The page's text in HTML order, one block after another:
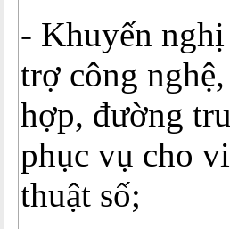
- Khuyến
trợ công
hợp, đường
phục vụ cho
thuật số;